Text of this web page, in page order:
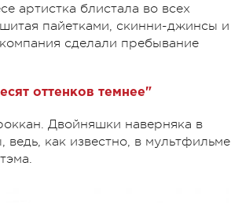
артистка блистала во всех
пайетками, скинни-джинсы и
сделали пребывание
оттенков темнее"
Двойняшки наверняка в
как известно, в мультфильме